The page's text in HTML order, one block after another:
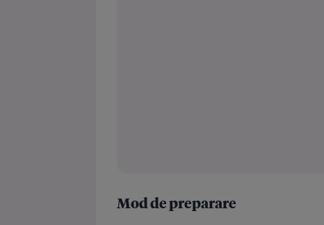
Mod de preparare